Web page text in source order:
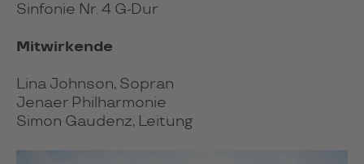
Sinfonie Nr. 4 G-Dur
Mitwirkende
Lina Johnson, Sopran
Jenaer Philharmonie
Simon Gaudenz, Leitung